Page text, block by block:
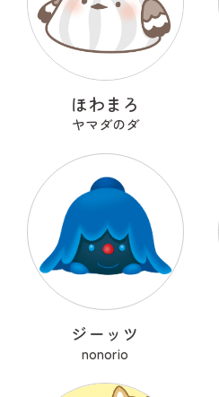
ほわまろ
ヤマダのダ
ジーッツ
nonorio